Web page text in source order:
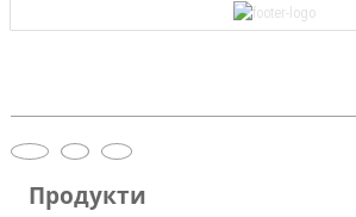
Продукти